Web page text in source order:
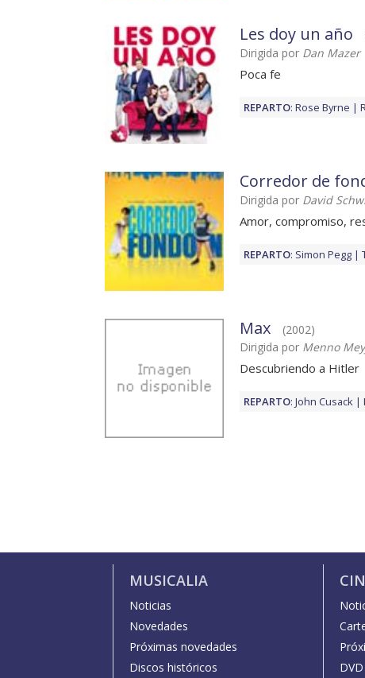
Les doy un año
Dirigida por Dan Mazer
Poca fe
REPARTO: Rose Byrne
Corredor de
Dirigida por David
Amor, compromiso,
REPARTO: Simon Pegg
Max
(2002)
Dirigida por Menno
Descubriendo a Hitler
REPARTO: John Cusack
MUSICALIA
Noticias
Novedades
Próximas novedades
Discos históricos
DVD